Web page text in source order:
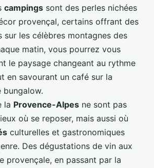
campings sont des perles nichées
provençal, certains offrant des
sur les célèbres montagnes des
matin, vous pourrez vous
le paysage changeant au rythme
en savourant un café sur la
bungalow.
la Provence-Alpes ne sont pas
où se reposer, mais aussi où
culturelles et gastronomiques
Des dégustations de vin aux
provençale, en passant par la